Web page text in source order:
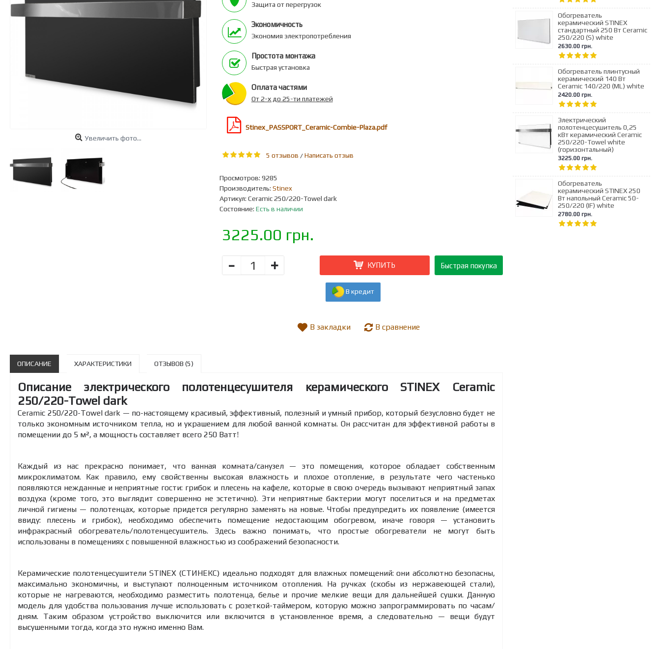
Обогреватель
керамический STINEX
стандартный 250 Вт Ceramic
250/220 (S) white
2630.00 грн.
Обогреватель плинтусный
керамический 140 Вт
Ceramic 140/220 (ML) white
2420.00 грн.
Электрический
полотенцесушитель 0,25
кВт керамический Ceramic
250/220-Towel white
(горизонтальный)
3225.00 грн.
Обогреватель
керамический STINEX 250
Вт напольный Ceramic 50-
250/220 (IF) white
2780.00 грн.
Увеличить фото...
Защита от перегрузок
Экономичность
Экономия электропотребления
Простота монтажа
Быстрая установка
Оплата частями
От 2-х до 25-ти платежей
Stinex_PASSPORT_Ceramic-Combie-Plaza.pdf
5 отзывов /Написать отзыв
Просмотров: 9285
Производитель: Stinex
Артикул: Ceramic 250/220-Towel dark
Состояние: Есть в наличии
3225.00 грн.
Быстрая покупка
- + КУПИТЬ
В кредит
В закладки В сравнение
ОПИСАНИЕ ХАРАКТЕРИСТИКИ ОТЗЫВОВ (5)
Описание электрического полотенцесушителя керамического STINEX Ceramic
250/220-Towel dark
Ceramic 250/220-Towel dark — по-настоящему красивый, эффективный, полезный и умный прибор, который безусловно будет не
только экономным источником тепла, но и украшением для любой ванной комнаты. Он рассчитан для эффективной работы в
помещении до 5 м², а мощность составляет всего 250 Ватт!
Каждый из нас прекрасно понимает, что ванная комната/санузел — это помещения, которое обладает собственным
микроклиматом. Как правило, ему свойственны высокая влажность и плохое отопление, в результате чего частенько
появляются нежданные и неприятные гости: грибок и плесень на кафеле, которые в свою очередь вызывают неприятный запах
воздуха (кроме того, это выглядит совершенно не эстетично). Эти неприятные бактерии могут поселиться и на предметах
личной гигиены — полотенцах, которые придется регулярно заменять на новые. Чтобы предупредить их появление (имеется
ввиду: плесень и грибок), необходимо обеспечить помещение недостающим обогревом, иначе говоря — установить
инфракрасный обогреватель/полотенцесушитель. Здесь важно понимать, что простые обогреватели не могут быть
использованы в помещениях с повышенной влажностью из соображений безопасности.
Керамические полотенцесушители STINEX (СТИНЕКС) идеально подходят для влажных помещений: они абсолютно безопасны,
максимально экономичны, и выступают полноценным источником отопления. На ручках (скобы из нержавеющей стали),
которые не нагреваются, необходимо разместить полотенца, белье и прочие мелкие вещи для дальнейшей сушки. Данную
модель для удобства пользования лучше использовать с розеткой-таймером, которую можно запрограммировать по часам/
дням. Таким образом устройство выключится или включится в установленное время, а следовательно — вещи будут
высушенными тогда, когда это нужно именно Вам.